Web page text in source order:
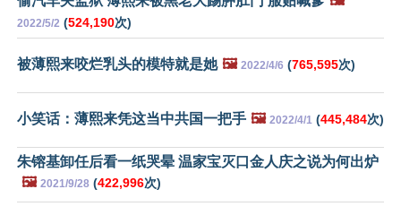
2022/5/2 (524,190次)
被薄熙来咬烂乳头的模特就是她 🖼️ 2022/4/6 (765,595次)
小笑话：薄熙来凭这当中共国一把手 🖼️ 2022/4/1 (445,484次)
朱镕基卸任后看一纸哭晕 温家宝灭口金人庆之说为何出炉
🖼️ 2021/9/28 (422,996次)